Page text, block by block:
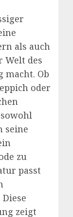
als auch
Welt des
macht. Ob
oder
seine
zu
passt
zeigt